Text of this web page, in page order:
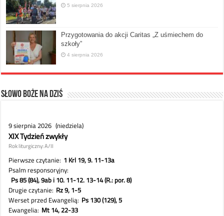
5 sierpnia 2026
Przygotowania do akcji Caritas „Z uśmiechem do
szkoły”
4 sierpnia 2026
Słowo Boże na dziś